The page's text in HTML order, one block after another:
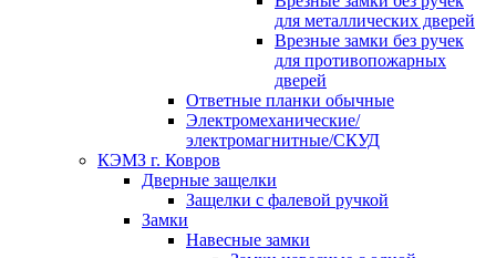
для металлических дверей
Врезные замки без ручек
для противопожарных
дверей
Ответные планки обычные
Электромеханические/
электромагнитные/СКУД
КЭМЗ г. Ковров
Дверные защелки
Защелки с фалевой ручкой
Замки
Навесные замки